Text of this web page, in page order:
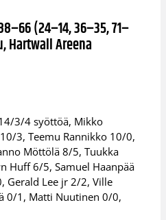
(24–14, 36–35, 71–
Hartwall Areena
3/4 syöttöä, Mikko
3, Teemu Rannikko 10/0,
Möttölä 8/5, Tuukka
Huff 6/5, Samuel Haanpää
Gerald Lee jr 2/2, Ville
0/1, Matti Nuutinen 0/0,